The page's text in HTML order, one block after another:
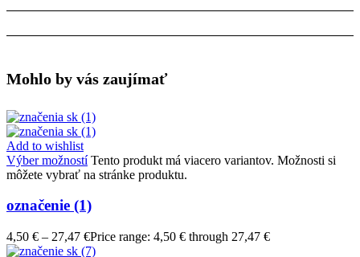
Mohlo by vás zaujímať
Add to wishlist
Výber možností Tento produkt má viacero variantov. Možnosti si
môžete vybrať na stránke produktu.
označenie (1)
4,50 € – 27,47 €Price range: 4,50 € through 27,47 €